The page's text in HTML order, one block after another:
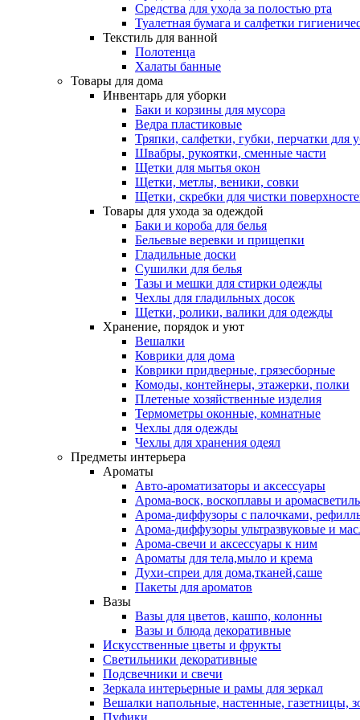
Средства для ухода за полостью рта
Туалетная бумага и салфетки
Текстиль для ванной
Полотенца
Халаты банные
Товары для дома
Инвентарь для уборки
Баки и корзины для мусора
Ведра пластиковые
Тряпки, салфетки, губки, перчатки для
Швабры, рукоятки, сменные части
Щетки для мытья окон
Щетки, метлы, веники, совки
Щетки, скребки для чистки
Товары для ухода за одеждой
Баки и короба для белья
Бельевые веревки и прищепки
Гладильные доски
Сушилки для белья
Тазы и мешки для стирки одежды
Чехлы для гладильных досок
Щетки, ролики, валики для одежды
Хранение, порядок и уют
Вешалки
Коврики для дома
Коврики придверные, грязесборные
Комоды, контейнеры, этажерки, полки
Плетеные хозяйственные изделия
Термометры оконные, комнатные
Чехлы для одежды
Чехлы для хранения одеял
Предметы интерьера
Ароматы
Авто-ароматизаторы и аксессуары
Арома-воск, воскоплавы и
Арома-диффузоры с палочками,
Арома-диффузоры ультразвуковые и
Арома-свечи и аксессуары к ним
Ароматы для тела,мыло и крема
Духи-спреи для дома,тканей,саше
Пакеты для ароматов
Вазы
Вазы для цветов, кашпо, колонны
Вазы и блюда декоративные
Искусственные цветы и фрукты
Светильники декоративные
Подсвечники и свечи
Зеркала интерьерные и рамы для зеркал
Вешалки напольные, настенные, газетницы,
Пуфики